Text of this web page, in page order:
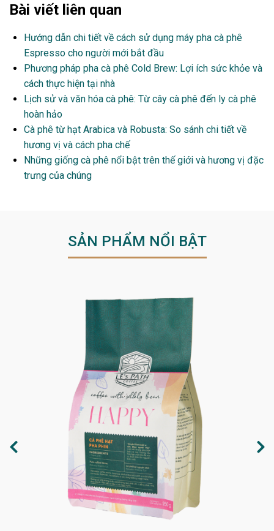
Bài viết liên quan
Hướng dẫn chi tiết về cách sử dụng máy pha cà phê
Espresso cho người mới bắt đầu
Phương pháp pha cà phê Cold Brew: Lợi ích sức khỏe và
cách thực hiện tại nhà
Lịch sử và văn hóa cà phê: Từ cây cà phê đến ly cà phê
hoàn hảo
Cà phê từ hạt Arabica và Robusta: So sánh chi tiết về
hương vị và cách pha chế
Những giống cà phê nổi bật trên thế giới và hương vị đặc
trưng của chúng
SẢN PHẨM NỔI BẬT